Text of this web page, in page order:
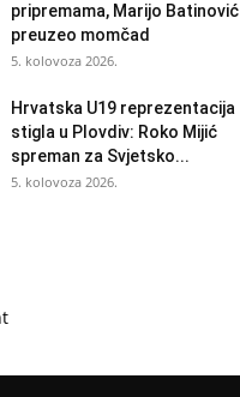
pripremama, Marijo Batinović
preuzeo momčad
5. kolovoza 2026.
Hrvatska U19 reprezentacija
stigla u Plovdiv: Roko Mijić
spreman za Svjetsko...
5. kolovoza 2026.